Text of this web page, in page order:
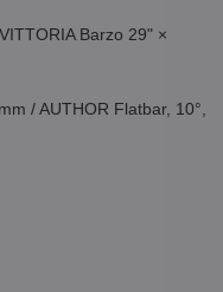
Barzo 29" ×
/ AUTHOR Flatbar, 10°,